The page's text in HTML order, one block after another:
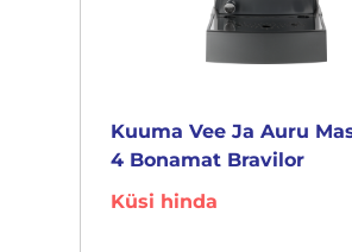
Kuuma Vee Ja Auru
4 Bonamat Bravilor
Küsi hinda